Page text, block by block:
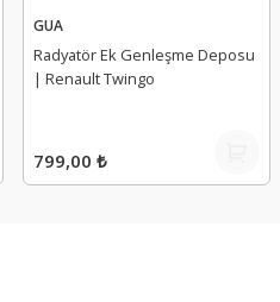
GUA
Radyatör Ek Genleşme Deposu
| Renault Twingo
799,00 ₺